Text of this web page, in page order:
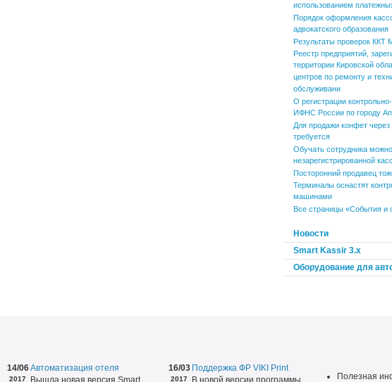
использованием
Порядок оформления
адвокатского образования
Результаты проверок
Реестр предприятий,
территории Кировской
центров по ремонту и
обслуживани
О регистрации
ИФНС России по городу
Для продажи конфет
требуется
Обучать сотрудника
незарегистрированной
Посторонний продавец
Терминалы оснастят
машинами
Все страницы «События и
Новости
Smart Kassir 3.x
Оборудование для
14/06
2017
Автоматизация отеля
Вышла новая версия Smart
16/03
2017
Поддержка ФР VIKI Print
В новой версии программы
Полезная